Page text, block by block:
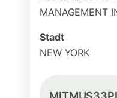
MANAGEMENT
Stadt
NEW YORK